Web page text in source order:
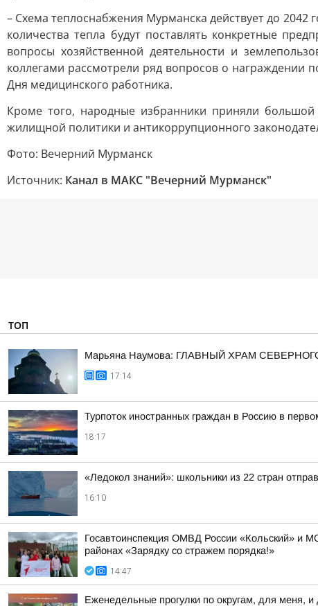
– Схема теплоснабжения Мурманска действует до 2042
количества тепла будут поставлять конкретные
вопросы хозяйственной деятельности и
коллегами рассмотрели ряд вопросов о награждении
Дня медицинского работника.
Кроме того, народные избранники приняли
жилищной политики и антикоррупционного
Фото: Вечерний Мурманск
Источник: Канал в МАКС "Вечерний Мурманск"
ТОП
Марьяна Наумова: ГЛАВНЫЙ ХРАМ
17:14
Турпоток иностранных граждан в Россию в
18:17
«Ледокол знаний»: школьники из 22 стран
16:10
Госавтоинспекция ОМВД России «Кольский» и
районах «Зарядку со стражем порядка!»
14:47
Еженедельные прогулки по округам, для меня,